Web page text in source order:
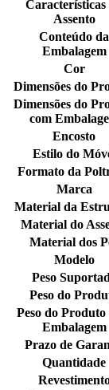
Características
Assento
Conteúdo da
Embalagem
Cor
Dimensões do
Dimensões do
com
Encosto
Estilo do
Formato da
Marca
Material da
Material do
Material dos
Modelo
Peso
Peso do
Peso do Produto
Embalagem
Prazo de
Quantidade